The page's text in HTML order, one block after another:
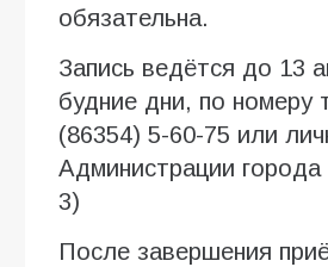
обязательна.
Запись ведётся до 13
будние дни, по номеру
(86354) 5-60-75 или
Администрации города
3)
После завершения